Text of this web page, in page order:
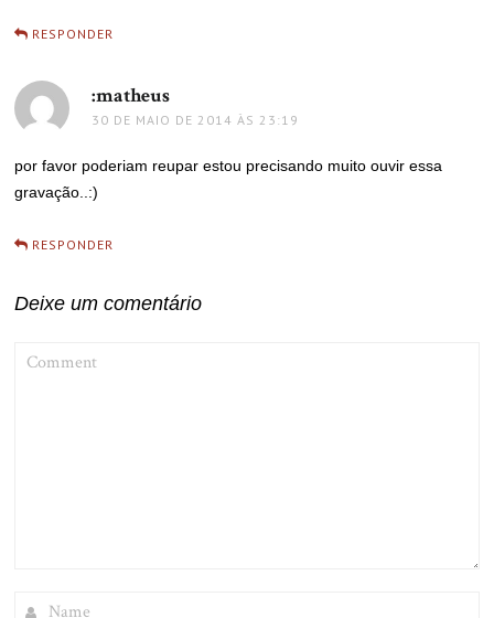
RESPONDER
:matheus
30 DE MAIO DE 2014 ÀS 23:19
por favor poderiam reupar estou precisando muito ouvir essa
gravação..:)
RESPONDER
Deixe um comentário